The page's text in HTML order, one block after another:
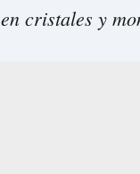
cristales y